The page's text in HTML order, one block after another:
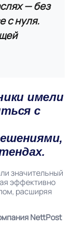
— без
с нуля.
имели
с
значительный
эффективно
расширяя
NettPost